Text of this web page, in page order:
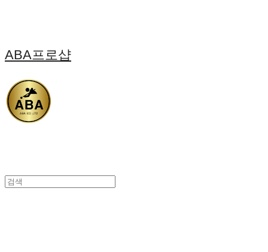
ABA프로샵